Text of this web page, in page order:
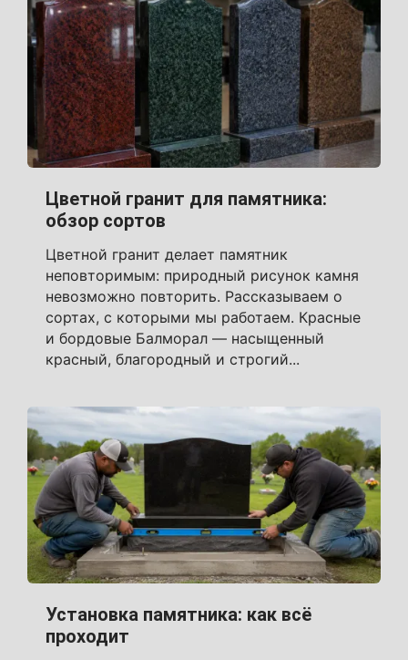
Цветной гранит для памятника:
обзор сортов
Цветной гранит делает памятник
неповторимым: природный рисунок камня
невозможно повторить. Рассказываем о
сортах, с которыми мы работаем. Красные
и бордовые Балморал — насыщенный
красный, благородный и строгий...
Установка памятника: как всё
проходит